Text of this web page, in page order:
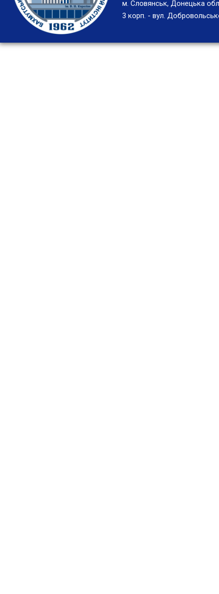
м. Словянськ, Донецька
3 корп. - вул.